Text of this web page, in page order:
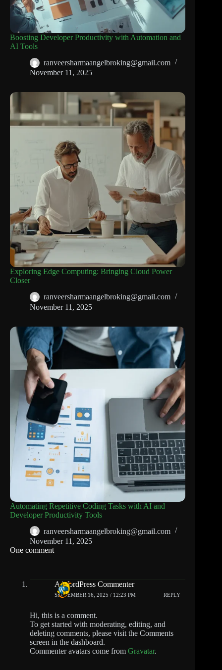
Boosting Developer Productivity with Automation and
AI Tools
ranveersharmaangelbroking@gmail.com
November 11, 2025
Exploring Edge Computing: Bringing Cloud Power
Closer
ranveersharmaangelbroking@gmail.com
November 11, 2025
Automating Repetitive Coding Tasks with AI and
Developer Productivity Tools
ranveersharmaangelbroking@gmail.com
November 11, 2025
One comment
A WordPress Commenter
SEPTEMBER 16, 2025 / 12:23 PM REPLY
Hi, this is a comment.
To get started with moderating, editing, and
deleting comments, please visit the Comments
screen in the dashboard.
Commenter avatars come from Gravatar.